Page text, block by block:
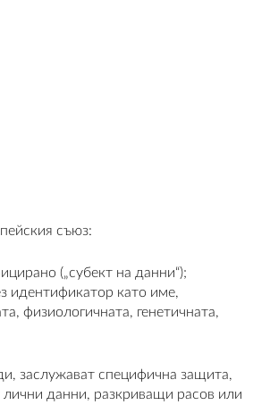
съюз:
(„субект на данни“);
идентификатор като име,
физиологичната, генетичната,
заслужават специфична защита,
лични данни, разкриващи расов или